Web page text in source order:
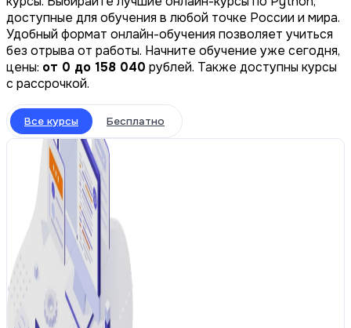
доступные для обучения в любой точке России и мира.
Удобный формат онлайн-обучения позволяет учиться
без отрыва от работы. Начните обучение уже сегодня,
цены: от 0 до 158 040 рублей. Также доступны курсы
с рассрочкой.
Все курсы Бесплатно